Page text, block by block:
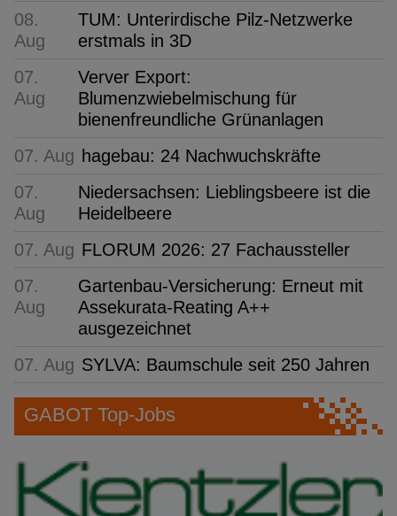
08.
Aug
TUM: Unterirdische Pilz-Netzwerke
erstmals in 3D
07.
Aug
Verver Export:
Blumenzwiebelmischung für
bienenfreundliche Grünanlagen
07. Aug hagebau: 24 Nachwuchskräfte
07.
Aug
Niedersachsen: Lieblingsbeere ist die
Heidelbeere
07. Aug FLORUM 2026: 27 Fachaussteller
07.
Aug
Gartenbau-Versicherung: Erneut mit
Assekurata-Reating A++
ausgezeichnet
07. Aug SYLVA: Baumschule seit 250 Jahren
GABOT Top-Jobs